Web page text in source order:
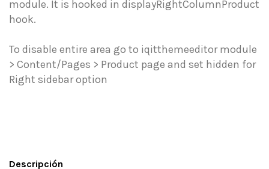
module. It is hooked in displayRightColumnProduct
hook.
To disable entire area go to iqitthemeeditor module
> Content/Pages > Product page and set hidden for
Right sidebar option
Descripción